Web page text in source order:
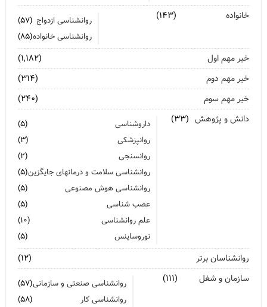
تشدید تر شدن نقرس آیا ارتباطی با استرس و اضطراب دارد؟
جنگ اضطراب با مواد خوراکی
اضطراب را برای خود پر رنگ نکنید
برای بهبود سلامت روان لازم است روزانه از آن مراقبت کنیم
خانواده (۱۴۳) روانشناسی ازدواج (۵۷)
روانشناسی خانواده(۸۵)
خبر مهم اول
(۱,۱۸۲)
خبر مهم دوم
(۳۱۴)
خبر مهم سوم
(۲۴۰)
دانش و پژوهش (۳۳) داروشناسی
(۵)
روانپزشکی
(۳)
روانسنجی
(۲)
روانشناسی سلامت و درمانهای جایگزین(۵)
روانشناسی هوش مصنوعی
(۵)
عصب شناسی
(۵)
علم روانشناسی
(۱۰)
نوروساینس
(۵)
روانشناسان برتر
(۱۲)
سازمان و شغل
(۱۱۱) روانشناسی صنعتی و سازمانی(۵۷)
روانشناسی کار
(۵۸)